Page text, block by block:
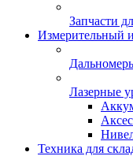
Запчасти
Измерительный
Лазерные
Техника для